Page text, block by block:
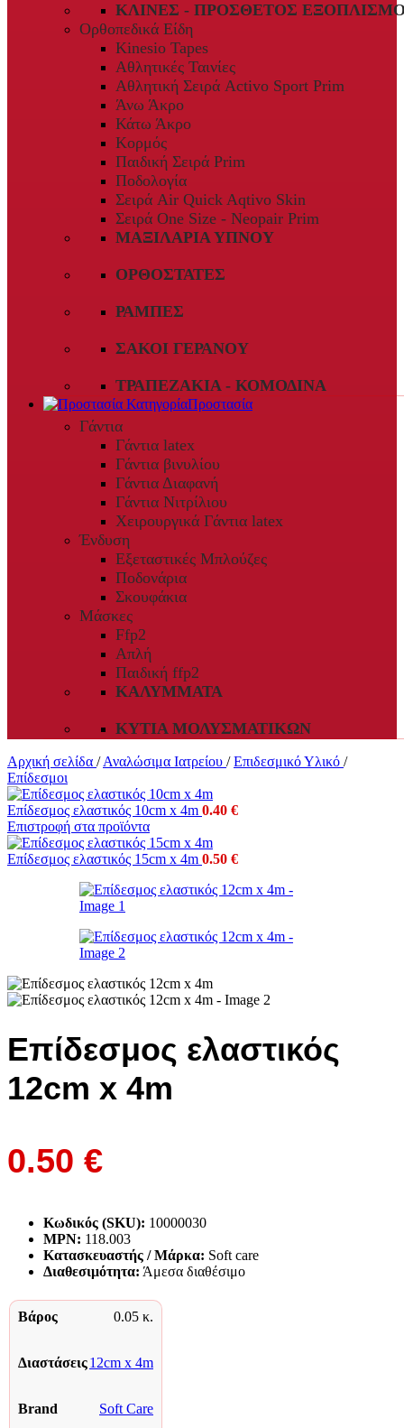
ΚΛΊΝΕΣ - ΠΡΌΣΘΕΤΟΣ
Ορθοπεδικά Είδη
Kinesio Tapes
Αθλητικές Ταινίες
Αθλητική Σειρά Activo Sport Prim
Άνω Άκρο
Κάτω Άκρο
Κορμός
Παιδική Σειρά Prim
Ποδολογία
Σειρά Air Quick Aqtivo Skin
Σειρά One Size - Neopair Prim
ΜΑΞΙΛΆΡΙΑ ΎΠΝΟΥ
ΟΡΘΟΣΤΆΤΕΣ
ΡΆΜΠΕΣ
ΣΆΚΟΙ ΓΕΡΑΝΟΎ
ΤΡΑΠΕΖΆΚΙΑ - ΚΟΜΟΔΊΝΑ
Προστασία
Γάντια
Γάντια latex
Γάντια βινυλίου
Γάντια Διαφανή
Γάντια Νιτρίλιου
Χειρουργικά Γάντια latex
Ένδυση
Εξεταστικές Μπλούζες
Ποδονάρια
Σκουφάκια
Μάσκες
Ffp2
Απλή
Παιδική ffp2
ΚΑΛΎΜΜΑΤΑ
ΚΥΤΊΑ ΜΟΛΥΣΜΑΤΙΚΏΝ
Αρχική σελίδα / Αναλώσιμα Ιατρείου / Επιδεσμικό Υλικό /
Επίδεσμοι
Επίδεσμος ελαστικός 10cm x 4m 0.40 €
Επιστροφή στα προϊόντα
Επίδεσμος ελαστικός 15cm x 4m 0.50 €
Επίδεσμος ελαστικός
12cm x 4m
0.50 €
Κωδικός (SKU): 10000030
MPN: 118.003
Κατασκευαστής / Μάρκα: Soft care
Διαθεσιμότητα: Άμεσα διαθέσιμο
Βάρος 0.05 κ.
Διαστάσεις12cm x 4m
Brand Soft Care